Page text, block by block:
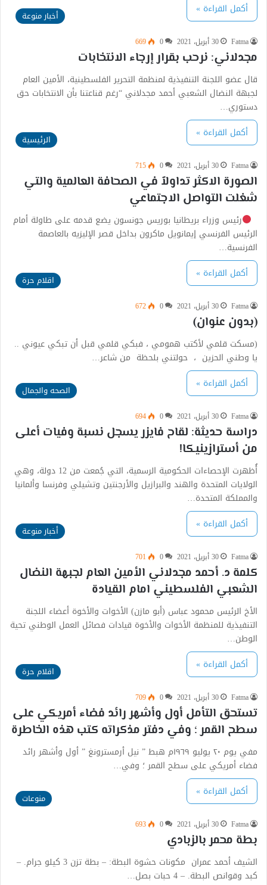
أكمل القراءة »
أخبار منوعة
Fatma 30 أبريل، 2021 0
669
مجدلاني: نرحب بقرار إرجاء الانتخابات
قال عضو اللجنة التنفيذية لمنظمة التحرير الفلسطينية، الأمين العام
لجبهة النضال الشعبي أحمد مجدلاني “رغم قناعتنا بأن الانتخابات حق
دستوري…
أكمل القراءة »
الرئيسية
Fatma 30 أبريل، 2021 0
715
الصورة الاكثر تداولاً في الصحافة العالمية والتي
شغلت التواصل الاجتماعي
رئيس وزراء بريطانيا بوريس جونسون يضع قدمه على طاولة أمام
الرئيس الفرنسي إيمانويل ماكرون بداخل قصر الإليزيه بالعاصمة
الفرنسية…
أكمل القراءة »
اقلام حرة
Fatma 30 أبريل، 2021 0
672
(بدون عنوان)
(مسكت قلمي لأكتب همومي ، فبكي قلمي قبل أن تبكي عيوني ..
يا وطني الحزين ، حولتني بلحظة من شاعر…
أكمل القراءة »
الصحه والجمال
Fatma 30 أبريل، 2021 0
694
دراسة حديثة: لقاح فايزر يسجل نسبة وفيات أعلى
من أسترازينيكا!
أُظهرت الإحصاءات الحكومية الرسمية، التي جُمعت من 12 دولة، وهي
الولايات المتحدة والهند والبرازيل والأرجنتين وتشيلي وفرنسا وألمانيا
والمملكة المتحدة…
أكمل القراءة »
أخبار منوعة
Fatma 30 أبريل، 2021 0
701
كلمة د. أحمد مجدلاني الأمين العام لجبهة النضال
الشعبي الفلسطيني امام القيادة
الأخ الرئيس محمود عباس (أبو مازن) الأخوات والأخوة أعضاء اللجنة
التنفيذية للمنظمة الأخوات والأخوة قيادات فصائل العمل الوطني تحية
الوطن…
أكمل القراءة »
اقلام حرة
Fatma 30 أبريل، 2021 0
709
تستحق التأمل أول وأشهر رائد فضاء أمريكي على
سطح القمر ؛ وفي دفتر مذكراته كتب هذه الخاطرة
مفي يوم ٢٠ يوليو ١٩٦٩م هبط ” نيل أرمسترونغ ” أول وأشهر رائد
فضاء أمريكي على سطح القمر ؛ وفي…
أكمل القراءة »
منوعات
Fatma 30 أبريل، 2021 0
693
بطة محمر بالزبادي
الشيف أحمد عمران مكونات حشوة البطة: – بطة تزن 3 كيلو جرام. –
كبد وقوانص البطة. – 4 حبات بصل…